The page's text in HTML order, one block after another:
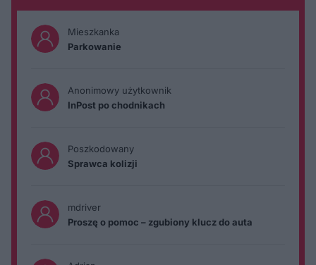
Mieszkanka
Parkowanie
Anonimowy użytkownik
InPost po chodnikach
Poszkodowany
Sprawca kolizji
mdriver
Proszę o pomoc – zgubiony klucz do auta